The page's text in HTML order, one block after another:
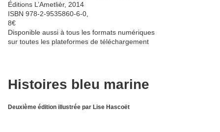
Éditions L’Ametlièr, 2014
ISBN 978-2-9535860-6-0,
8€
Disponible aussi à tous les formats numériques
sur toutes les plateformes de téléchargement
Histoires bleu marine
Deuxième édition illustrée par Lise Hascoët